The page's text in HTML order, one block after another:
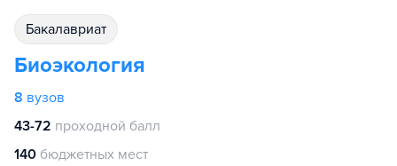
бакалавриат
Биоэкология
8 вузов
43-72 проходной балл
140 бюджетных мест